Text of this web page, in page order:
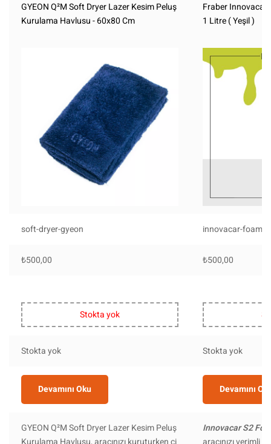
GYEON Q²M Soft Dryer Lazer Kesim Peluş
Kurulama Havlusu - 60x80 Cm
Fraber Innovacar
1 Litre ( Yeşil )
soft-dryer-gyeon innovacar-
₺500,00 ₺500,00
Stokta yok
Stokta yok Stokta yok
Devamını Oku Devamını
GYEON Q²M Soft Dryer Lazer Kesim Peluş
Innovacar S2